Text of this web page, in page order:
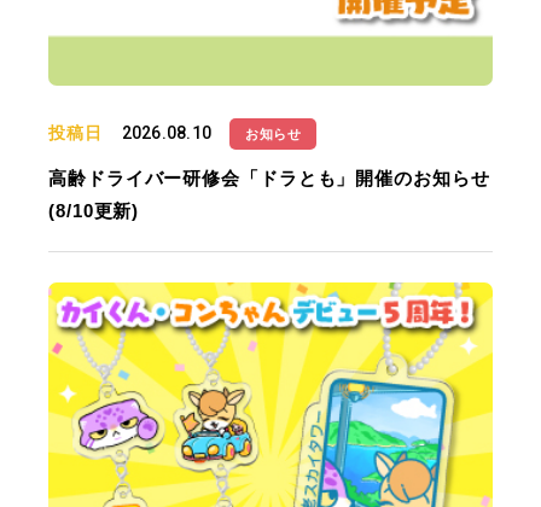
投稿日 2026.08.10 お知らせ
高齢ドライバー研修会「ドラとも」開催のお知らせ
(8/10更新)